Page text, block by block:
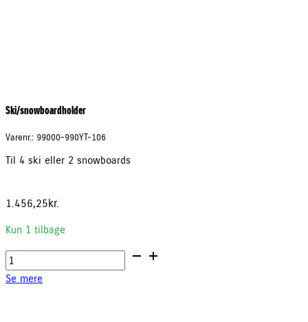
Ski/snowboardholder
Varenr.: 99000-990YT-106
Til 4 ski eller 2 snowboards
1.456,25kr.
Kun 1 tilbage
Ski/snowboardholder
antal
Se mere